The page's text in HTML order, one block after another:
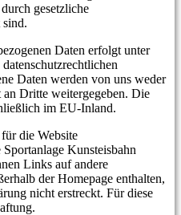
gesetzliche
Daten erfolgt unter
Daten werden von uns weder
Dritte weitergegeben. Die
im EU-Inland.
die Website
Kunsteisbahn
Links auf andere
der Homepage enthalten,
nicht erstreckt. Für diese